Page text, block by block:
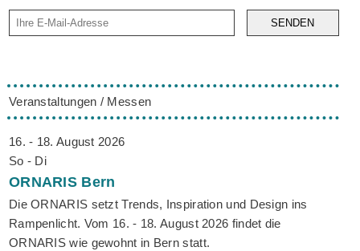
SENDEN
Veranstaltungen / Messen
16. - 18. August 2026
So - Di
ORNARIS Bern
Die ORNARIS setzt Trends, Inspiration und Design ins
Rampenlicht. Vom 16. - 18. August 2026 findet die
ORNARIS wie gewohnt in Bern statt.